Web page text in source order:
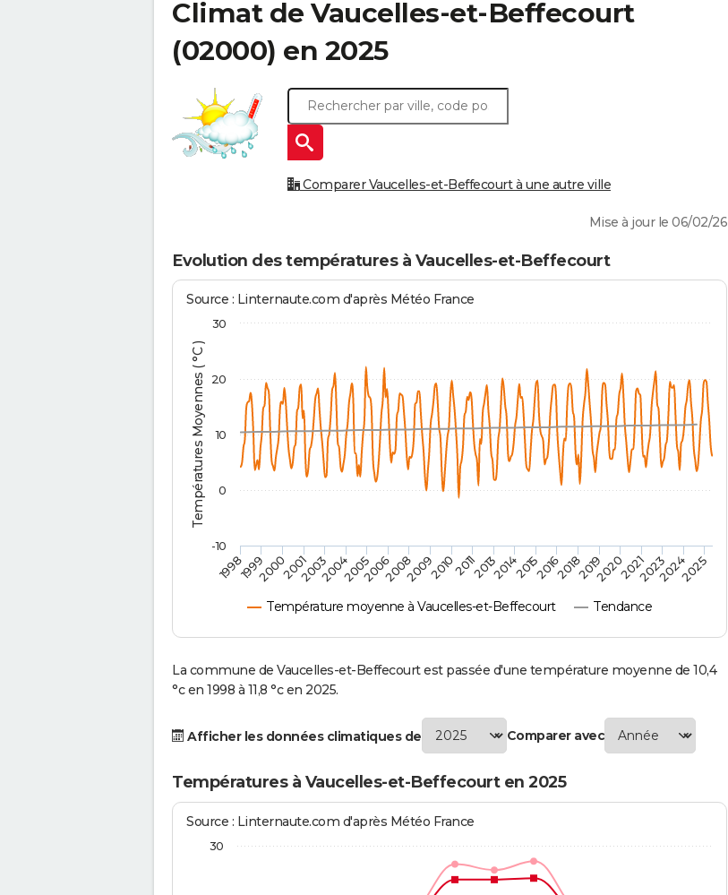
Climat de Vaucelles-et-Beffecourt
(02000) en 2025
Comparer Vaucelles-et-Beffecourt à une autre ville
Mise à jour le 06/02/26
Evolution des températures à Vaucelles-et-Beffecourt
Températures Moyennes ( °C )
Source : Linternaute.com d'après Météo France
Température moyenne à Vaucelles-et-Beffecourt Tendance
1998 2014
199920002001200320042005200620082009201020112013 201520162018201920202021202320242025
0
10
20
-10
30
La commune de Vaucelles-et-Beffecourt est passée d'une température moyenne de 10,4
°c en 1998 à 11,8 °c en 2025.
Afficher les données climatiques de Comparer avec
Températures à Vaucelles-et-Beffecourt en 2025
Source : Linternaute.com d'après Météo France
30